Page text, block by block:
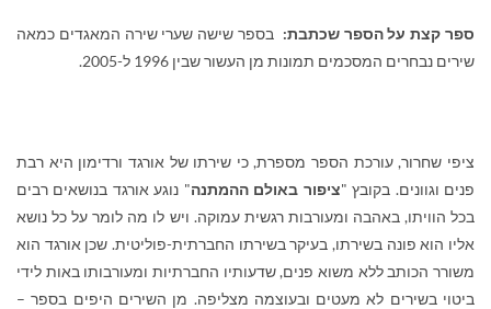
ספר קצת על הספר שכתבת: בספר שישה שערי שירה המאגדים כמאה
שירים נבחרים המסכמים תמונות מן העשור שבין 1996 ל-2005.
ציפי שחרור, עורכת הספר מספרת, כי שירתו של אורגד ורדימון היא רבת
פנים וגוונים. בקובץ "ציפור באולם ההמתנה" נוגע אורגד בנושאים רבים
בכל הוויתו, באהבה ומעורבות רגשית עמוקה. ויש לו מה לומר על כל נושא
אליו הוא פונה בשירתו, בעיקר בשירתו החברתית-פוליטית. שכן אורגד הוא
משורר הכותב ללא משוא פנים, שדעותיו החברתיות ומעורבותו באות לידי
ביטוי בשירים לא מעטים ובעוצמה מצליפה. מן השירים היפים בספר –